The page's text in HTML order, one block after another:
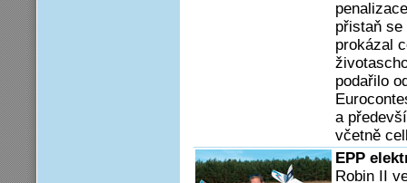
přistaň
prokázal
podařilo
a
včetně
EPP
Robin II